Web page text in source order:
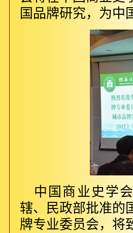
国品牌研究，为中
中国商业史学
辖、民政部批准的
牌专业委员会，将